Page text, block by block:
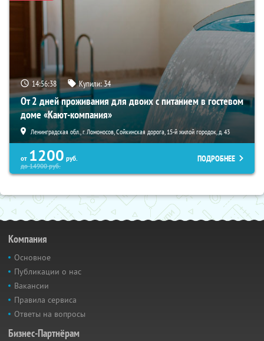
14:56:36 Купили:34
От 2 дней проживания для двоих с питанием в гостевом
доме «Кают-компания»
Ленинградская обл., г. Ломоносов, Сойкинская дорога, 15-й жилой городок, д. 43
от 1200 руб.
до14900руб.
ПОДРОБНЕЕ
Компания
Основное
Публикации о нас
Вакансии
Правила сервиса
Ответы на вопросы
Бизнес-Партнёрам